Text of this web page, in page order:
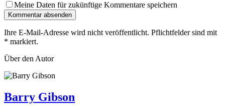
Meine Daten für zukünftige Kommentare speichern
Kommentar absenden
Ihre E-Mail-Adresse wird nicht veröffentlicht. Pflichtfelder sind mit
* markiert.
Über den Autor
Barry Gibson